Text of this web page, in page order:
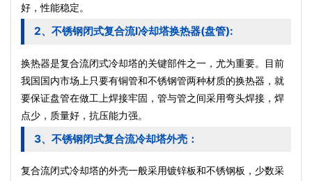
好，性能稳定。
2、不锈钢闭式复合流l冷却塔换热器(盘管):
换热器是复合流闭式冷却塔的关键部件之一，尤为重要。目前
我国国内市场上只要有铜管和不锈钢管两种材质的换热器，就
要保证盘管在做工上焊接牢固，管与管之间采用弯头焊接，焊
点少，质量好，抗压能力强。
3、不锈钢闭式复合流冷却塔外壳：
复合流闭式冷却塔的外壳一般采用镀锌板和不锈钢板，少数采